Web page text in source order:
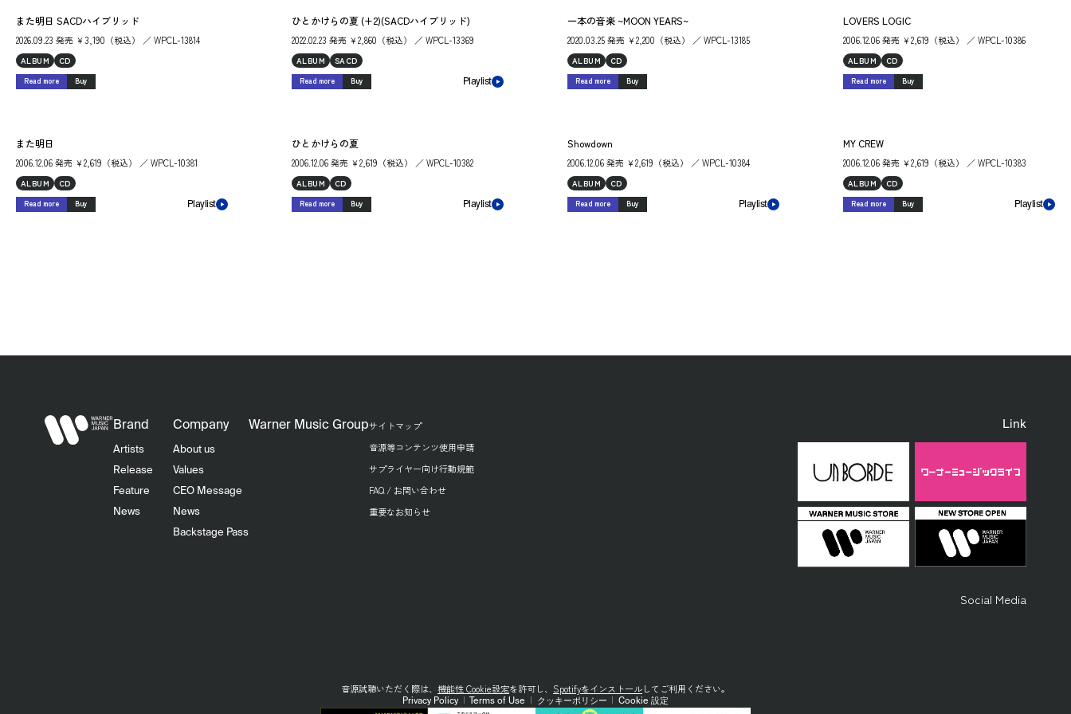
また明日 SACDハイブリッド
2026.09.23 発売 ￥3,190（税込） ／ WPCL-13814
ALBUM CD
Read more Buy
ひとかけらの夏 (+2)(SACDハイブリッド)
2022.02.23 発売 ￥2,860（税込） ／ WPCL-13369
ALBUM SACD
Read more Buy Playlist
一本の音楽 ~MOON YEARS~
2020.03.25 発売 ￥2,200（税込） ／ WPCL-13185
ALBUM CD
Read more Buy
LOVERS LOGIC
2006.12.06 発売 ￥2,619（税込） ／ WPCL-10386
ALBUM CD
Read more Buy
また明日
2006.12.06 発売 ￥2,619（税込） ／ WPCL-10381
ALBUM CD
Read more Buy Playlist
ひとかけらの夏
2006.12.06 発売 ￥2,619（税込） ／ WPCL-10382
ALBUM CD
Read more Buy Playlist
Showdown
2006.12.06 発売 ￥2,619（税込） ／ WPCL-10384
ALBUM CD
Read more Buy Playlist
MY CREW
2006.12.06 発売 ￥2,619（税込） ／ WPCL-10383
ALBUM CD
Read more Buy Playlist
Brand
Artists
Release
Feature
News
Company
About us
Values
CEO Message
News
Backstage Pass
Warner Music Groupサイトマップ
音源等コンテンツ使用申請
サプライヤー向け行動規範
FAQ / お問い合わせ
重要なお知らせ
Link
Social Media
音源試聴いただく際は、 機能性 Cookie設定を許可し、 Spotifyをインストールしてご利用ください。
Privacy Policy | Terms of Use | クッキーポリシー | Cookie 設定